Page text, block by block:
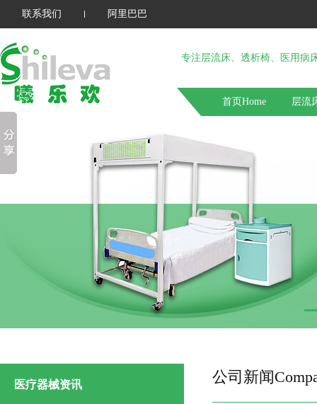
联系我们 阿里巴巴
专注层流床、透析椅、医用病
首页Home 层流
医疗器械资讯 公司新闻